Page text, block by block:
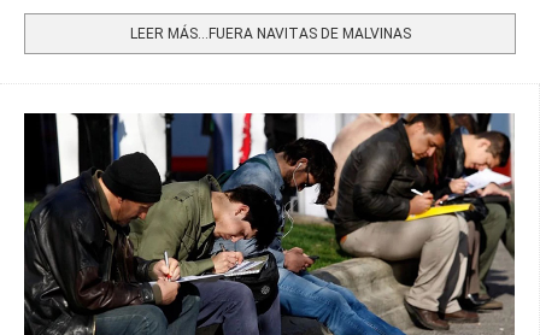
LEER MÁS…FUERA NAVITAS DE MALVINAS